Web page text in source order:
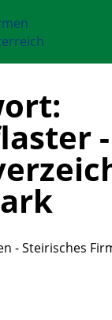
-
- Steirisches